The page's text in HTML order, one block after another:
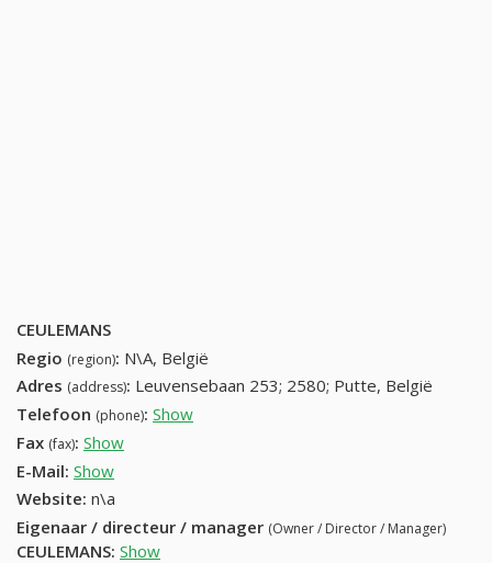
CEULEMANS
Regio (region): N\A, België
Adres (address): Leuvensebaan 253; 2580; Putte, België
Telefoon (phone): Show
Fax (fax): Show
E-Mail: Show
Website: n\a
Eigenaar / directeur / manager (Owner / Director / Manager)
CEULEMANS: Show